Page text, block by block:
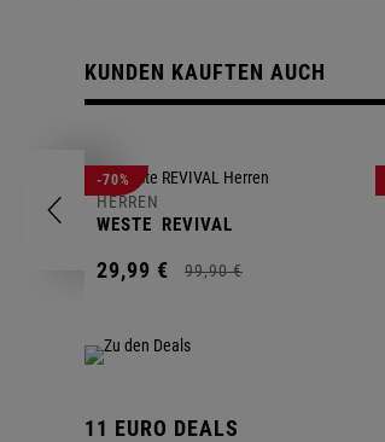
KUNDEN KAUFTEN AUCH
-70%
HERREN
WESTE REVIVAL
29,99 € 99,90 €
11 EURO DEALS